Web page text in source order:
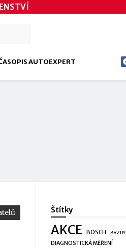
AUTOEXPERT
Štítky
AKCE BOSCH BRZDY
DIAGNOSTICKÁ MĚŘENÍ